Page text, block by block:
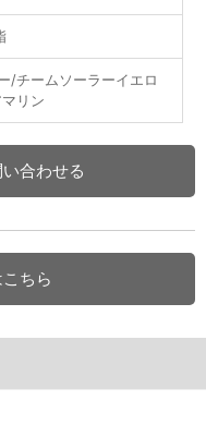
/チームソーラーイエロ
リン
合わせる
ちら